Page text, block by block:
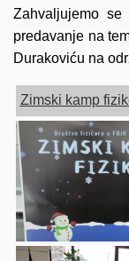
Zahvaljujemo
predavanje na
Durakoviću na
Zimski kamp